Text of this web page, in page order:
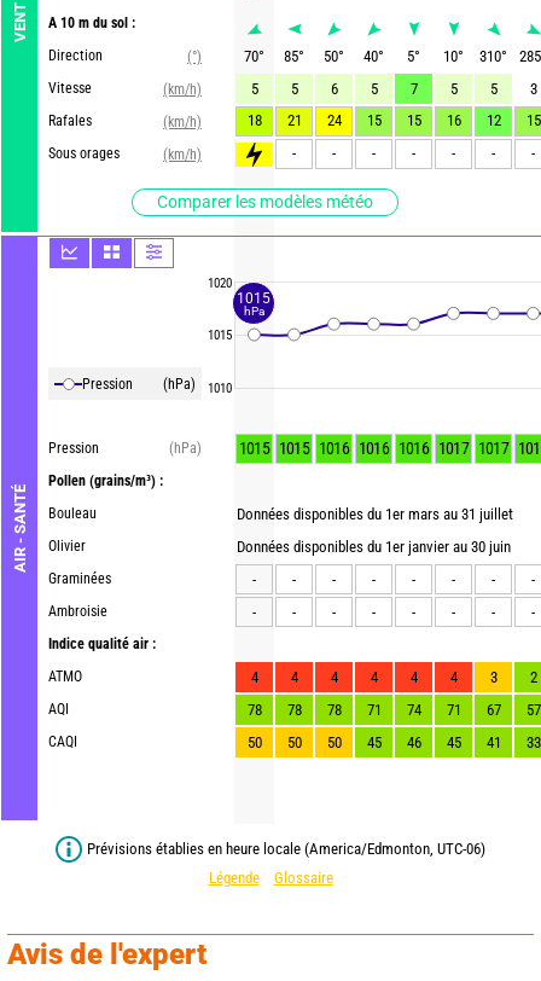
VENT
A 10 m du sol :
Direction
(°)
Vitesse
(km/h)
Rafales
(km/h)
Sous orages
(km/h)
Comparer les modèles météo
AIR - SANTÉ
Pression (hPa)
Pression
(hPa)
Pollen (grains/m³) :
Bouleau
Olivier
Graminées
Ambroisie
Indice qualité air :
ATMO
AQI
CAQI
1020
1015
1010
70° 85° 50° 40° 5° 10° 310°
285
5
5 6 5 7 5 5
3
18
21 24 15 15 16 12
15
>65
- - - - - - -
1015 1015 1016 1016 1016 1017 1017
Données disponibles du 1er mars au 31 juillet
Données disponibles du 1er janvier au 30 juin
-
- - - - - -
-
-
- - - - - - -
4 4 4 4 4 4 3
2
78
78 78 71 74 71 67
57
50
50 50 45 46 45 41 33
Prévisions établies en heure locale (America/Edmonton, UTC-06)
Légende
Glossaire
Avis de l'expert
1015
hPa